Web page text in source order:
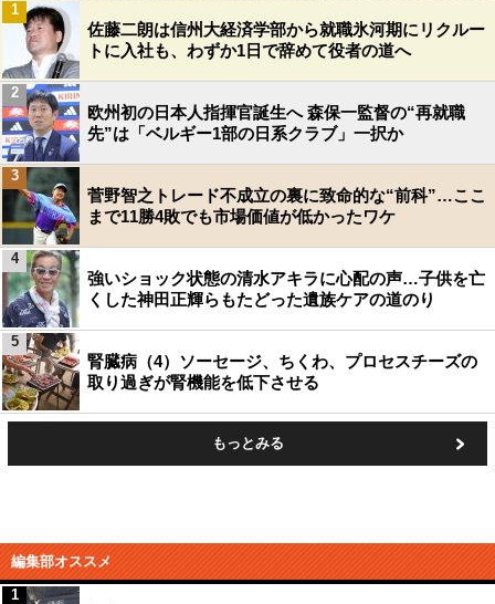
佐藤二朗は信州大経済学部から就職氷河期にリクルー
トに入社も、わずか1日で辞めて役者の道へ
1
欧州初の日本人指揮官誕生へ 森保一監督の“再就職
先”は「ベルギー1部の日系クラブ」一択か
2
菅野智之トレード不成立の裏に致命的な“前科”…ここ
まで11勝4敗でも市場価値が低かったワケ
3
強いショック状態の清水アキラに心配の声…子供を亡
くした神田正輝らもたどった遺族ケアの道のり
4
腎臓病（4）ソーセージ、ちくわ、プロセスチーズの
取り過ぎが腎機能を低下させる
5
もっとみる
編集部オススメ
1